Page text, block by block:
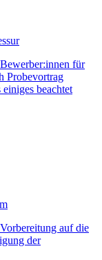
für
Probevortrag
beachtet
auf die
der